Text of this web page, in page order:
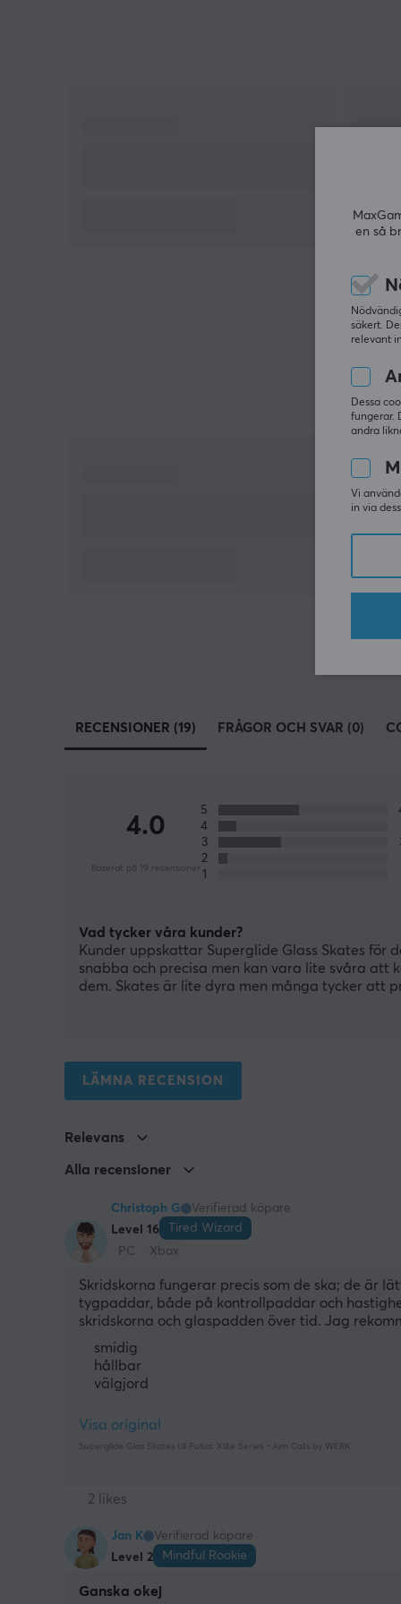
RECENSIONER (19) FRÅGOR OCH SVAR (0)
4.0
Baserat på 19 recensioner
5
4
3
2
1
Vad tycker våra kunder?
Kunder uppskattar Superglide Glass Skates för
snabba och precisa men kan vara lite svåra att
dem. Skates är lite dyra men många tycker att
LÄMNA RECENSION
Relevans
Alla recensioner
Christoph G
Verifierad köpare
Level 16
Tired Wizard
PC
Xbox
Skridskorna fungerar precis som de ska; de är
tygpaddar, både på kontrollpaddar och
skridskorna och glaspadden över tid. Jag
smidig
hållbar
välgjord
Visa original
Superglide Glas Skates till Pulsar Xlite Series - Aim Cats by WERK
2 likes
Jan K
Verifierad köpare
Level 2
Mindful Rookie
Ganska okej
en så
säkert.
relevant
Dessa
fungerar.
andra
Vi
in via